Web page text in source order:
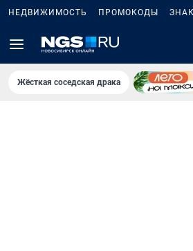
НЕДВИЖИМОСТЬ ПРОМОКОДЫ
Жёсткая соседская драка